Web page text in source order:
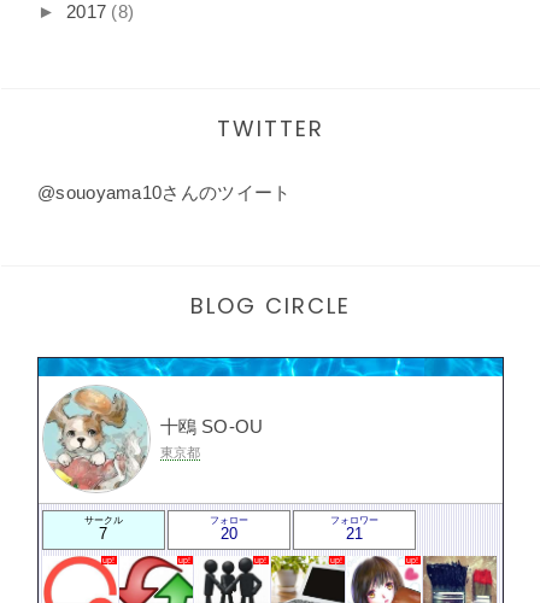
► 2017 (8)
TWITTER
@souoyama10さんのツイート
BLOG CIRCLE
十鴎 SO-OU
東京都
サークル
7
フォロー
20
フォロワー
21